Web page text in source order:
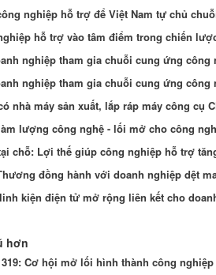
nghiệp hỗ trợ để Việt Nam tự chủ
hỗ trợ vào tâm điểm trong chiến
nghiệp tham gia chuỗi cung ứng công
nghiệp tham gia chuỗi cung ứng công
nhà máy sản xuất, lắp ráp máy công cụ
lượng công nghệ - lối mở cho công
chỗ: Lợi thế giúp công nghiệp hỗ trợ
đồng hành với doanh nghiệp dệt
kiện điện tử mở rộng liên kết cho
hơn
Cơ hội mở lối hình thành công